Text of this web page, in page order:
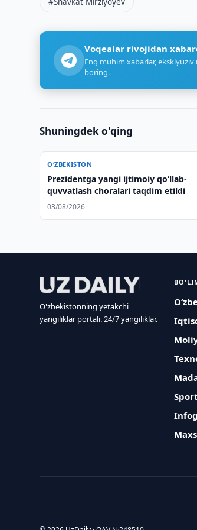
Voqealar rivojidan
Eng muhim xabarlar,
boring.
Shuningdek o'qing
O‘ZBEKISTON
Prezidentga yangi ijtimoiy qoʻllab-
quvvatlash choralari taqdim etildi
03/08/2026
O'zbekistonning yetakchi
yangiliklar portali. 24/7 yangiliklar.
Sport